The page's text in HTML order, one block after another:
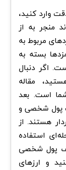
وارد کنید،
منجر به از
مربوط به
بسته به
اگر دنبال
مقاله
است. بعد
پول شخصی و
هستند. از
استفاده
پول شخصی
و ارزهای